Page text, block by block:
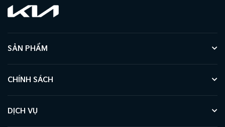
SẢN PHẨM
CHÍNH SÁCH
DỊCH VỤ